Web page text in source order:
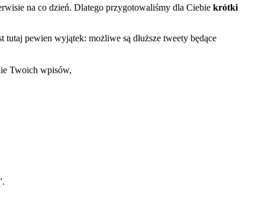
na co dzień. Dlatego przygotowaliśmy dla Ciebie krótki
pewien wyjątek: możliwe są dłuższe tweety będące
Twoich wpisów,